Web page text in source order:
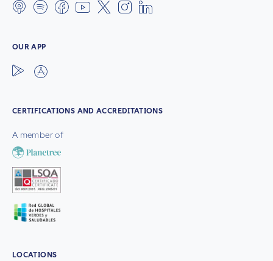
OUR APP
CERTIFICATIONS AND ACCREDITATIONS
A member of
LOCATIONS